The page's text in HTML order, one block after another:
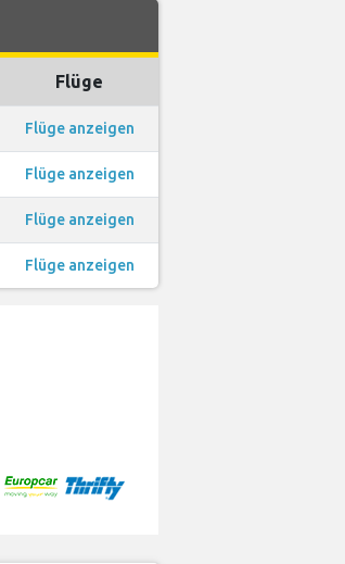
Flüge
Flüge anzeigen
Flüge anzeigen
Flüge anzeigen
Flüge anzeigen